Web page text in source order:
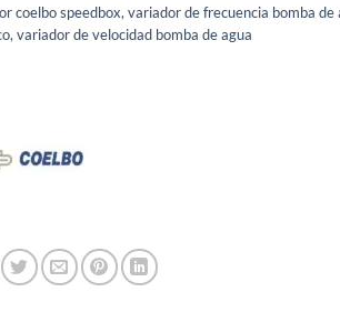
coelbo speedbox, variador de frecuencia bomba de
, variador de velocidad bomba de agua